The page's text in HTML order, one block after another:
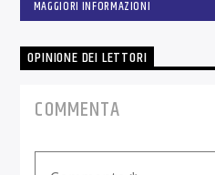
LIRICA E DA
MAGGIORI INFORMAZIONI
OPINIONE DEI LETTORI
COMMENTA